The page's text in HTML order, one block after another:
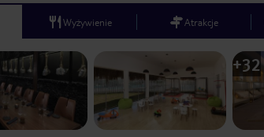
Wyżywienie Atrakcje
+32